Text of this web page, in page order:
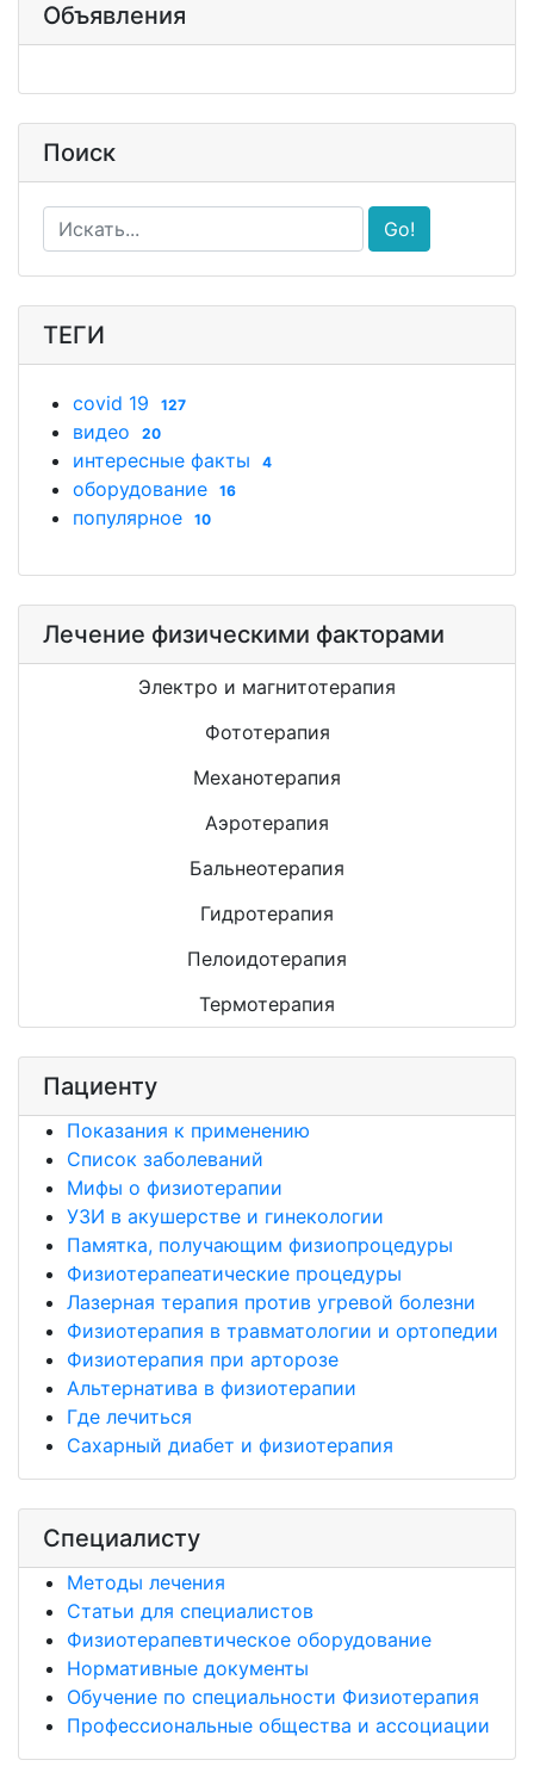
Объявления
Поиск
Go!
ТЕГИ
covid 19 127
видео 20
интересные факты 4
оборудование 16
популярное 10
Лечение физическими факторами
Электро и магнитотерапия
Фототерапия
Механотерапия
Аэротерапия
Бальнеотерапия
Гидротерапия
Пелоидотерапия
Термотерапия
Пациенту
Показания к применению
Список заболеваний
Мифы о физиотерапии
УЗИ в акушерстве и гинекологии
Памятка, получающим физиопроцедуры
Физиотерапеатические процедуры
Лазерная терапия против угревой болезни
Физиотерапия в травматологии и ортопедии
Физиотерапия при арторозе
Альтернатива в физиотерапии
Где лечиться
Сахарный диабет и физиотерапия
Специалисту
Методы лечения
Статьи для специалистов
Физиотерапевтическое оборудование
Нормативные документы
Обучение по специальности Физиотерапия
Профессиональные общества и ассоциации